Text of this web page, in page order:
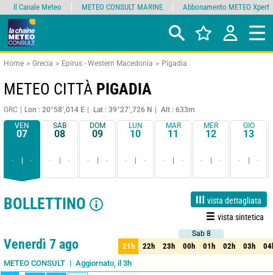
Home Grecia Epirus - Western Macedonia Pigadia
METEO CITTÀ PIGADIA
GRC Lon : 20°58’,014 E Lat : 39°27’,726 N
Alt : 633m
VEN
07
- -
SAB
08
- -
DOM
09
- -
LUN
10
- -
MAR
11
- -
MER
12
- -
GIO
13
- -
BOLLETTINO
vista dettagliata
vista sintetica
1 giorno 3 giorni 15 giorni Affidabilità 90%
Venerdì 7 ago
METEO CONSULT Aggiornato, il 3h
Sab 8
21h 22h 23h 00h 01h 02h 03h
Sab 8
21h 22h 23h 00h 01h 02h 03h
Il Canale Meteo METEO CONSULT MARINE Abbonamento METEO Xpert